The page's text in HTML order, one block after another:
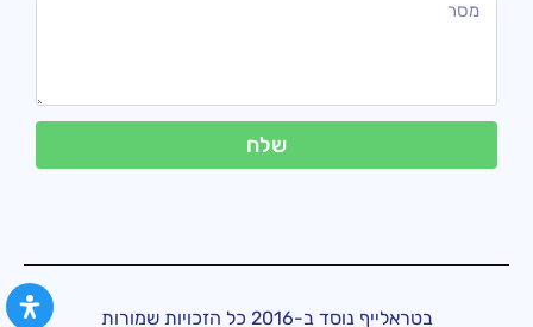
שלח
בטראלייף נוסד ב-2016 כל הזכויות שמורות